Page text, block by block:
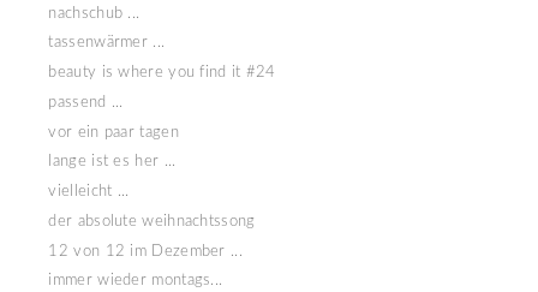
nachschub ...
tassenwärmer ...
beauty is where you find it #24
passend ...
vor ein paar tagen
lange ist es her ...
vielleicht ...
der absolute weihnachtssong
12 von 12 im Dezember ...
immer wieder montags...